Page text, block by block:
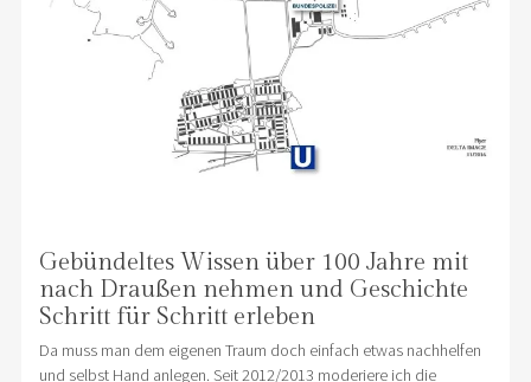
Gebündeltes Wissen über 100 Jahre mit
nach Draußen nehmen und Geschichte
Schritt für Schritt erleben
Da muss man dem eigenen Traum doch einfach etwas nachhelfen
und selbst Hand anlegen. Seit 2012/2013 moderiere ich die